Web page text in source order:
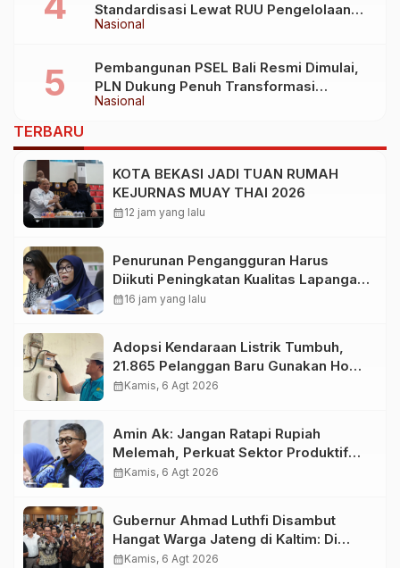
Nasional
Standardisasi Lewat RUU Pengelolaan
Air Minum
Nasional
Pembangunan PSEL Bali Resmi Dimulai,
PLN Dukung Penuh Transformasi
Nasional Pengelolaan Sampah Jadi
TERBARU
KOTA BEKASI JADI TUAN RUMAH
KEJURNAS MUAY THAI 2026
calendar_month12 jam yang lalu
Penurunan Pengangguran Harus
Diikuti Peningkatan Kualitas Lapangan
Kerja
calendar_month16 jam yang lalu
Adopsi Kendaraan Listrik Tumbuh,
21.865 Pelanggan Baru Gunakan Home
Charging Services PLN pada
calendar_monthKamis, 6 Agt 2026
Amin Ak: Jangan Ratapi Rupiah
Melemah, Perkuat Sektor Produktif
Negara
calendar_monthKamis, 6 Agt 2026
Gubernur Ahmad Luthfi Disambut
Hangat Warga Jateng di Kaltim: Di
Mana Bumi Dipijak, Di Situ Langit
calendar_monthKamis, 6 Agt 2026